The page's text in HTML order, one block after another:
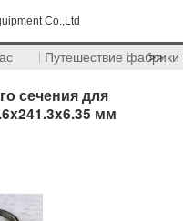
Co.,Ltd
Путешествие фабрики
>>
сечения для
мм